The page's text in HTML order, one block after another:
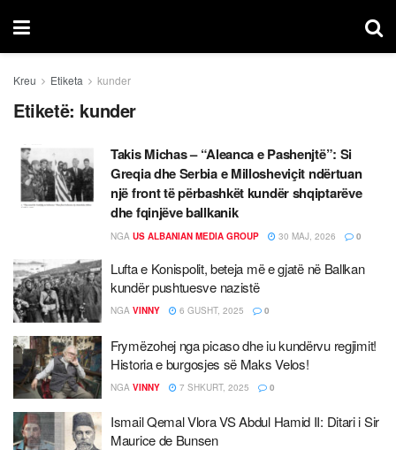
Kreu Etiketa kunder
Etiketë: kunder
Takis Michas– “Aleanca e Pashenjtë”: Si
Greqia dhe Serbia e Millosheviçit ndërtuan
një front të përbashkët kundër shqiptarëve
dhe fqinjëve ballkanik
NGA US ALBANIAN MEDIA GROUP 30 MAJ, 2026 0
Lufta e Konispolit, beteja më e gjatë në Ballkan
kundër pushtuesve nazistë
NGA VINNY 6 GUSHT, 2025 0
Frymëzohej nga picaso dhe iu kundërvu regjimit!
Historia e burgosjes së Maks Velos!
NGA VINNY 7 SHKURT, 2025 0
Ismail Qemal Vlora VS Abdul Hamid II: Ditari i Sir
Maurice de Bunsen